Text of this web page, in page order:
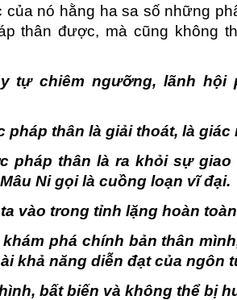
nó hằng ha sa số những
thân được, mà cũng không
tự chiêm ngưỡng, lãnh hội
pháp thân là giải thoát, là giác
pháp thân là ra khỏi sự
Ni gọi là cuồng loạn vĩ đại.
vào trong tỉnh lặng hoàn
phá chính bản thân
khả năng diễn đạt của ngôn
bất biến và không thể bị